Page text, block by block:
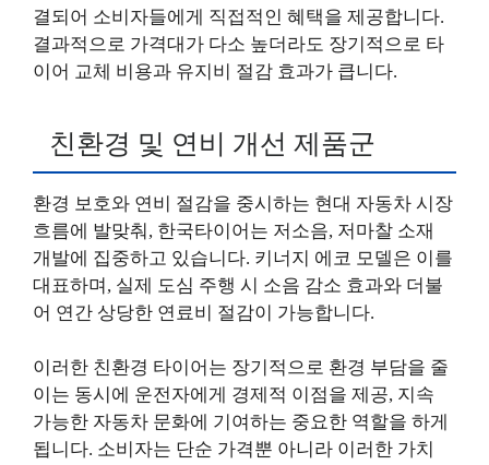
결되어 소비자들에게 직접적인 혜택을 제공합니다.
결과적으로 가격대가 다소 높더라도 장기적으로 타
이어 교체 비용과 유지비 절감 효과가 큽니다.
친환경 및 연비 개선 제품군
환경 보호와 연비 절감을 중시하는 현대 자동차 시장
흐름에 발맞춰, 한국타이어는 저소음, 저마찰 소재
개발에 집중하고 있습니다. 키너지 에코 모델은 이를
대표하며, 실제 도심 주행 시 소음 감소 효과와 더불
어 연간 상당한 연료비 절감이 가능합니다.
이러한 친환경 타이어는 장기적으로 환경 부담을 줄
이는 동시에 운전자에게 경제적 이점을 제공, 지속
가능한 자동차 문화에 기여하는 중요한 역할을 하게
됩니다. 소비자는 단순 가격뿐 아니라 이러한 가치